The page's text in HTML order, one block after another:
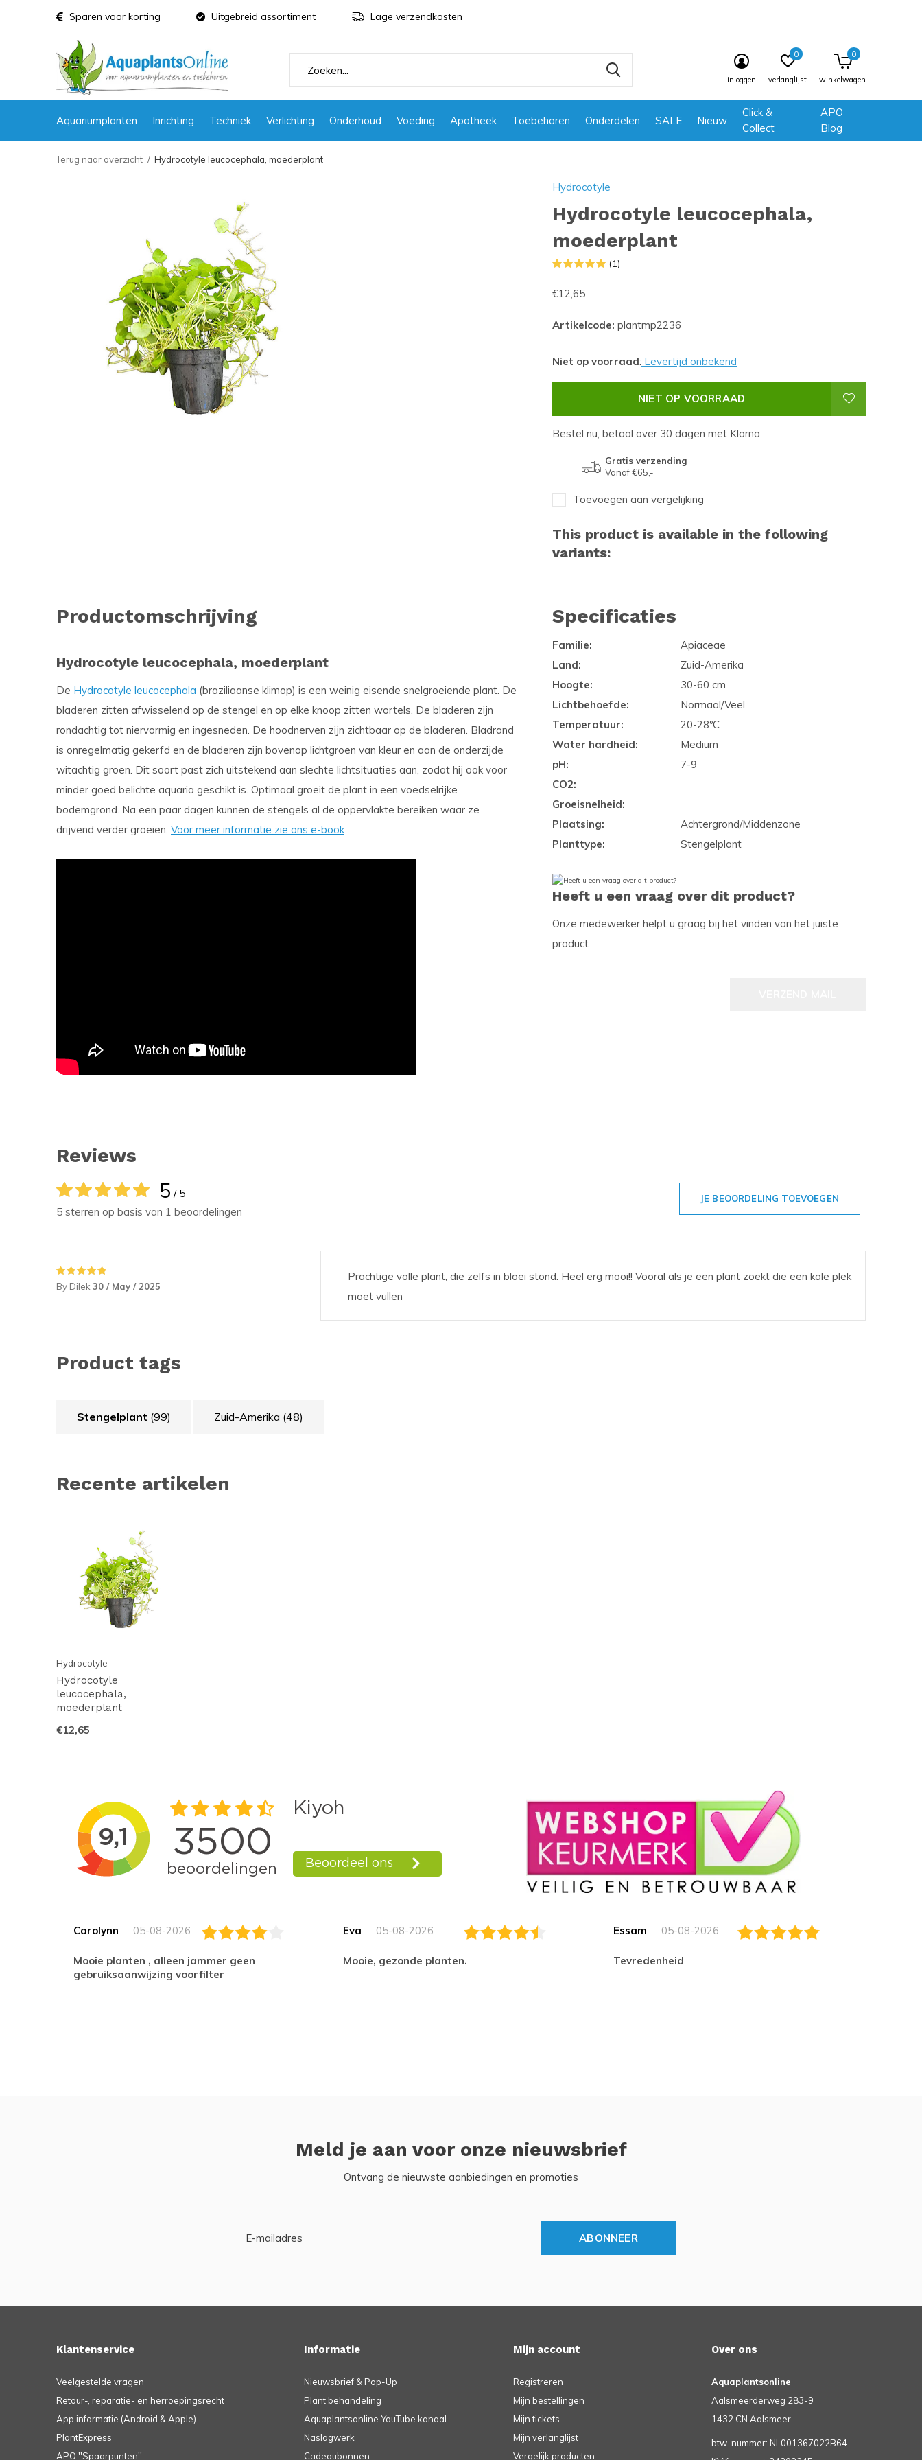
Aquariumplanten Inrichting Techniek Verlichting Onderhoud Voeding Apotheek Toebehoren Onderdelen SALE Nieuw
Click &
Collect
APO
Blog
inloggen verlanglijst
0
winkelwagen
0
Sparen voor korting Uitgebreid assortiment Lage verzendkosten
Terug naar overzicht Hydrocotyle leucocephala, moederplant
Hydrocotyle
Hydrocotyle leucocephala,
moederplant
(1)
€12,65
Artikelcode: plantmp2236
Niet op voorraad: Levertijd onbekend
NIET OP VOORRAAD
Bestel nu, betaal over 30 dagen met Klarna
Gratis verzending
Vanaf €65,-
Toevoegen aan vergelijking
This product is available in the following
variants:
Productomschrijving
Hydrocotyle leucocephala, moederplant
De Hydrocotyle leucocephala (braziliaanse klimop) is een weinig eisende snelgroeiende plant. De
bladeren zitten afwisselend op de stengel en op elke knoop zitten wortels. De bladeren zijn
rondachtig tot niervormig en ingesneden. De hoodnerven zijn zichtbaar op de bladeren. Bladrand
is onregelmatig gekerfd en de bladeren zijn bovenop lichtgroen van kleur en aan de onderzijde
witachtig groen. Dit soort past zich uitstekend aan slechte lichtsituaties aan, zodat hij ook voor
minder goed belichte aquaria geschikt is. Optimaal groeit de plant in een voedselrijke
bodemgrond. Na een paar dagen kunnen de stengels al de oppervlakte bereiken waar ze
drijvend verder groeien. Voor meer informatie zie ons e-book
Specificaties
Familie:
Apiaceae
Land:
Zuid-Amerika
Hoogte:
30-60 cm
Lichtbehoefde:
Normaal/Veel
Temperatuur:
20-28ºC
Water hardheid:
Medium
pH:
7-9
CO2:
Groeisnelheid:
Plaatsing:
Achtergrond/Middenzone
Planttype:
Stengelplant
Heeft u een vraag over dit product?
Onze medewerker helpt u graag bij het vinden van het juiste
product
Reviews
5 / 5
5 sterren op basis van 1 beoordelingen
JE BEOORDELING TOEVOEGEN
By Dilek 30 / May / 2025
Prachtige volle plant, die zelfs in bloei stond. Heel erg mooi!! Vooral als je een plant zoekt die een kale plek
moet vullen
Product tags
Stengelplant (99) Zuid-Amerika (48)
Recente artikelen
Hydrocotyle
Hydrocotyle
leucocephala,
moederplant
€12,65
Carolynn 05-08-2026
Mooie planten , alleen jammer geen
gebruiksaanwijzing voorfilter
Eva 05-08-2026
Mooie, gezonde planten.
Essam 05-08-2026
tevredenheid
Meld je aan voor onze nieuwsbrief
Ontvang de nieuwste aanbiedingen en promoties
ABONNEER
Klantenservice
Veelgestelde vragen
Retour-, reparatie- en herroepingsrecht
App informatie (Android & Apple)
PlantExpress
APO ''Spaarpunten''
Informatie
Nieuwsbrief & Pop-Up
Plant behandeling
Aquaplantsonline YouTube kanaal
Naslagwerk
Cadeaubonnen
Mijn account
Registreren
Mijn bestellingen
Mijn tickets
Mijn verlanglijst
Vergelijk producten
Over ons
Aquaplantsonline
Aalsmeerderweg 283-9
1432 CN Aalsmeer
btw-nummer: NL001367022B64